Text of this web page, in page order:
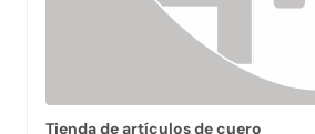
Tienda de artículos de cuero